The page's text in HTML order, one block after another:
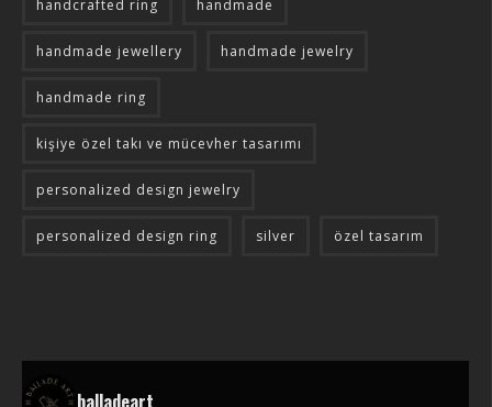
handcrafted ring handmade
handmade jewellery handmade jewelry
handmade ring
kişiye özel takı ve mücevher tasarımı
personalized design jewelry
personalized design ring silver özel tasarım
balladeart